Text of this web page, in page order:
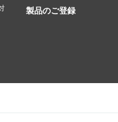
製品のご登録